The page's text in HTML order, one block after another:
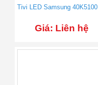
Tivi LED Samsung 40K5100
Giá: Liên hệ